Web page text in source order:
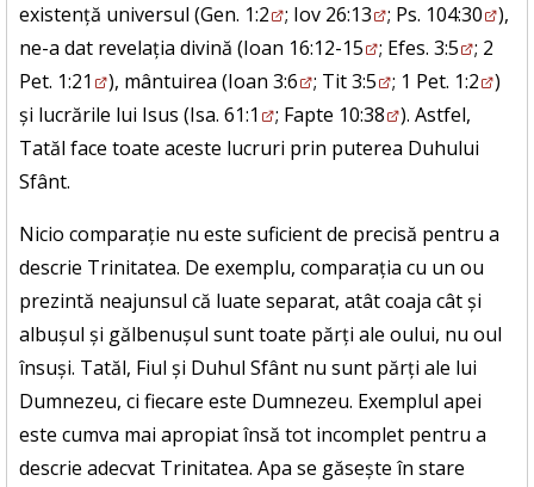
existență universul (Gen. 1:2 ; Iov 26:13 ; Ps. 104:30
),
ne-a dat revelația divină (Ioan 16:12-15 ; Efes. 3:5 ; 2
Pet. 1:21
), mântuirea (Ioan 3:6 ; Tit 3:5 ; 1 Pet. 1:2
)
și lucrările lui Isus (Isa. 61:1 ; Fapte 10:38
). Astfel,
Tatăl face toate aceste lucruri prin puterea Duhului
Sfânt.
Nicio comparație nu este suficient de precisă pentru a
descrie Trinitatea. De exemplu, comparația cu un ou
prezintă neajunsul că luate separat, atât coaja cât și
albușul și gălbenușul sunt toate părți ale oului, nu oul
însuși. Tatăl, Fiul și Duhul Sfânt nu sunt părți ale lui
Dumnezeu, ci fiecare este Dumnezeu. Exemplul apei
este cumva mai apropiat însă tot incomplet pentru a
descrie adecvat Trinitatea. Apa se găsește în stare